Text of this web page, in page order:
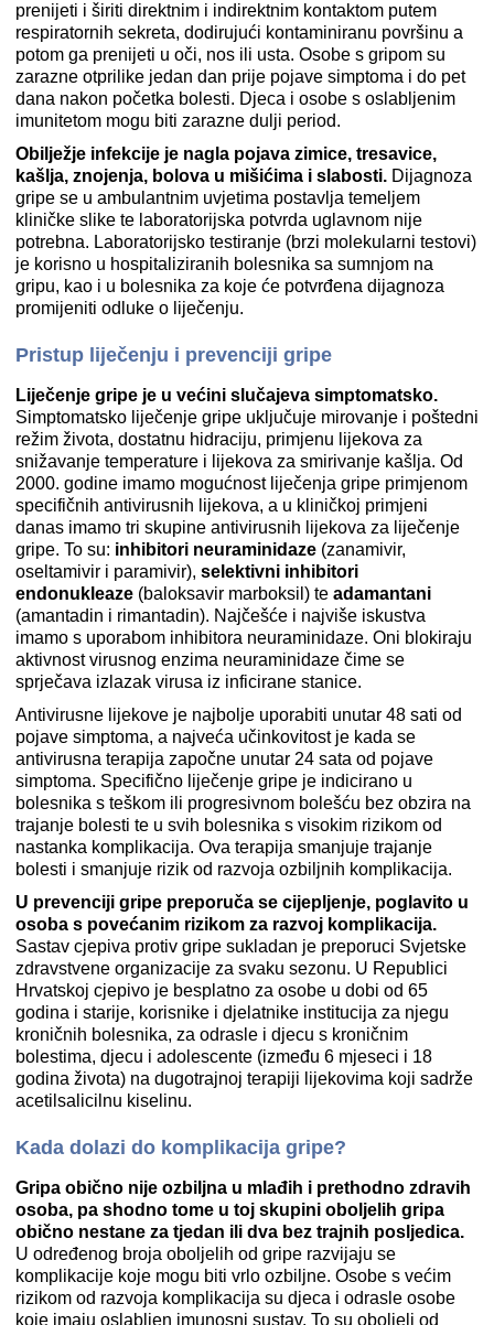
prenijeti i širiti direktnim i indirektnim kontaktom putem
respiratornih sekreta, dodirujući kontaminiranu površinu a
potom ga prenijeti u oči, nos ili usta. Osobe s gripom su
zarazne otprilike jedan dan prije pojave simptoma i do pet
dana nakon početka bolesti. Djeca i osobe s oslabljenim
imunitetom mogu biti zarazne dulji period.
Obilježje infekcije je nagla pojava zimice, tresavice,
kašlja, znojenja, bolova u mišićima i slabosti. Dijagnoza
gripe se u ambulantnim uvjetima postavlja temeljem
kliničke slike te laboratorijska potvrda uglavnom nije
potrebna. Laboratorijsko testiranje (brzi molekularni testovi)
je korisno u hospitaliziranih bolesnika sa sumnjom na
gripu, kao i u bolesnika za koje će potvrđena dijagnoza
promijeniti odluke o liječenju.
Pristup liječenju i prevenciji gripe
Liječenje gripe je u većini slučajeva simptomatsko.
Simptomatsko liječenje gripe uključuje mirovanje i poštedni
režim života, dostatnu hidraciju, primjenu lijekova za
snižavanje temperature i lijekova za smirivanje kašlja. Od
2000. godine imamo mogućnost liječenja gripe primjenom
specifičnih antivirusnih lijekova, a u kliničkoj primjeni
danas imamo tri skupine antivirusnih lijekova za liječenje
gripe. To su: inhibitori neuraminidaze (zanamivir,
oseltamivir i paramivir), selektivni inhibitori
endonukleaze (baloksavir marboksil) te adamantani
(amantadin i rimantadin). Najčešće i najviše iskustva
imamo s uporabom inhibitora neuraminidaze. Oni blokiraju
aktivnost virusnog enzima neuraminidaze čime se
sprječava izlazak virusa iz inficirane stanice.
Antivirusne lijekove je najbolje uporabiti unutar 48 sati od
pojave simptoma, a najveća učinkovitost je kada se
antivirusna terapija započne unutar 24 sata od pojave
simptoma. Specifično liječenje gripe je indicirano u
bolesnika s teškom ili progresivnom bolešću bez obzira na
trajanje bolesti te u svih bolesnika s visokim rizikom od
nastanka komplikacija. Ova terapija smanjuje trajanje
bolesti i smanjuje rizik od razvoja ozbiljnih komplikacija.
U prevenciji gripe preporuča se cijepljenje, poglavito u
osoba s povećanim rizikom za razvoj komplikacija.
Sastav cjepiva protiv gripe sukladan je preporuci Svjetske
zdravstvene organizacije za svaku sezonu. U Republici
Hrvatskoj cjepivo je besplatno za osobe u dobi od 65
godina i starije, korisnike i djelatnike institucija za njegu
kroničnih bolesnika, za odrasle i djecu s kroničnim
bolestima, djecu i adolescente (između 6 mjeseci i 18
godina života) na dugotrajnoj terapiji lijekovima koji sadrže
acetilsalicilnu kiselinu.
Kada dolazi do komplikacija gripe?
Gripa obično nije ozbiljna u mlađih i prethodno zdravih
osoba, pa shodno tome u toj skupini oboljelih gripa
obično nestane za tjedan ili dva bez trajnih posljedica.
U određenog broja oboljelih od gripe razvijaju se
komplikacije koje mogu biti vrlo ozbiljne. Osobe s većim
rizikom od razvoja komplikacija su djeca i odrasle osobe
koje imaju oslabljen imunosni sustav. To su oboljeli od